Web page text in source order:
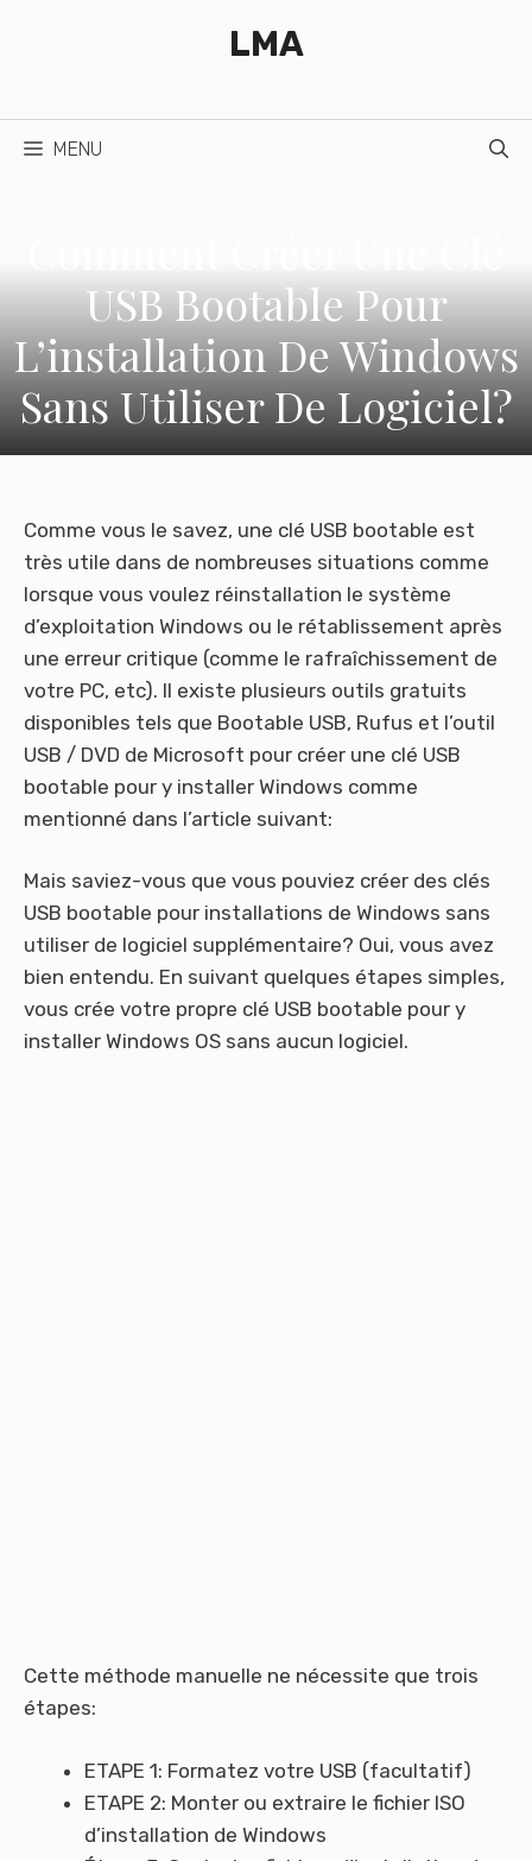
LMA
MENU
USB Bootable Pour
L’installation De Windows
Sans Utiliser De Logiciel?
Comme vous le savez, une clé USB bootable est
très utile dans de nombreuses situations comme
lorsque vous voulez réinstallation le système
d’exploitation Windows ou le rétablissement après
une erreur critique (comme le rafraîchissement de
votre PC, etc). Il existe plusieurs outils gratuits
disponibles tels que Bootable USB, Rufus et l’outil
USB / DVD de Microsoft pour créer une clé USB
bootable pour y installer Windows comme
mentionné dans l’article suivant:
Mais saviez-vous que vous pouviez créer des clés
USB bootable pour installations de Windows sans
utiliser de logiciel supplémentaire? Oui, vous avez
bien entendu. En suivant quelques étapes simples,
vous crée votre propre clé USB bootable pour y
installer Windows OS sans aucun logiciel.
Cette méthode manuelle ne nécessite que trois
étapes:
ETAPE 1: Formatez votre USB (facultatif)
ETAPE 2: Monter ou extraire le fichier ISO
d’installation de Windows